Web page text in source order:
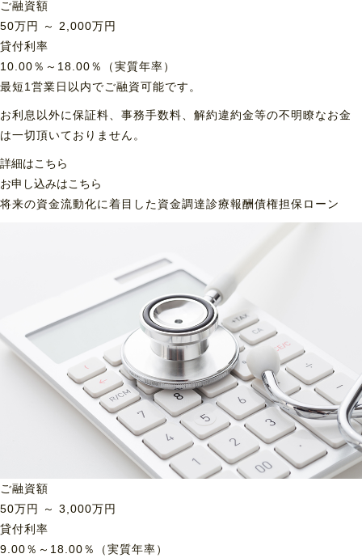
ご融資額
50万円 ～ 2,000万円
貸付利率
10.00％～18.00％（実質年率）
最短1営業日以内でご融資可能です。
お利息以外に保証料、事務手数料、解約違約金等の不明瞭なお金
は一切頂いておりません。
詳細はこちら
お申し込みはこちら
将来の資金流動化に着目した資金調達診療報酬債権担保ローン
ご融資額
50万円 ～ 3,000万円
貸付利率
9.00％～18.00％（実質年率）